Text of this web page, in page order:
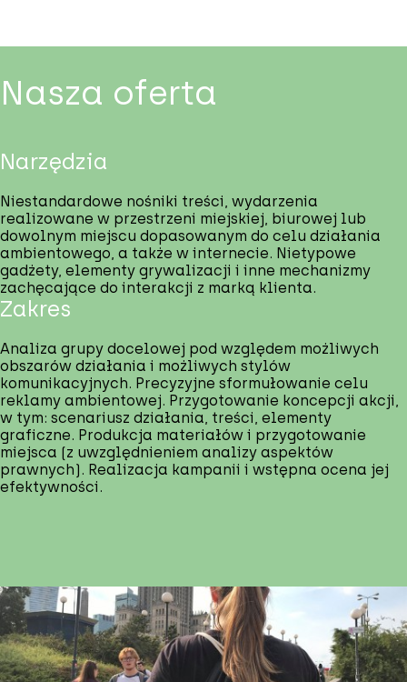
Nasza oferta
Narzędzia
Niestandardowe nośniki treści, wydarzenia
realizowane w przestrzeni miejskiej, biurowej lub
dowolnym miejscu dopasowanym do celu działania
ambientowego, a także w internecie. Nietypowe
gadżety, elementy grywalizacji i inne mechanizmy
zachęcające do interakcji z marką klienta.
Zakres
Analiza grupy docelowej pod względem możliwych
obszarów działania i możliwych stylów
komunikacyjnych. Precyzyjne sformułowanie celu
reklamy ambientowej. Przygotowanie koncepcji akcji,
w tym: scenariusz działania, treści, elementy
graficzne. Produkcja materiałów i przygotowanie
miejsca (z uwzględnieniem analizy aspektów
prawnych). Realizacja kampanii i wstępna ocena jej
efektywności.